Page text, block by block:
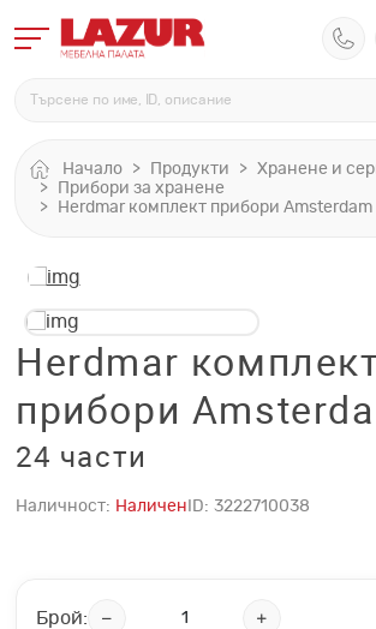
Начало Продукти
Хранене и
Прибори за хранене
Herdmar комплект прибори Amsterdam
Herdmar
прибори
24 части
Наличност: Наличен ID: 3222710038
Брой: